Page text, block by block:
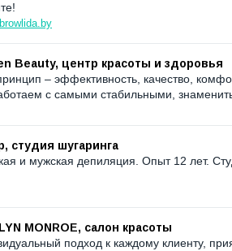
browlida.by
Beauty, центр красоты и здоровья
– эффективность, качество,
с самыми стабильными,
студия шугаринга
и мужская депиляция. Опыт 12 лет.
MONROE, салон красоты
подход к каждому клиенту,